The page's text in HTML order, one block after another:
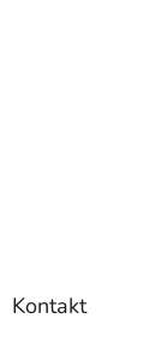
Kontakt